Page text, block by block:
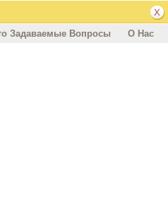
Задаваемые Вопросы О Нас